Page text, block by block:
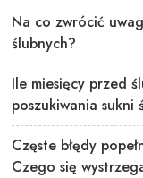
Na co zwrócić
ślubnych?
Ile miesięcy przed
poszukiwania sukni
Częste błędy
Czego się